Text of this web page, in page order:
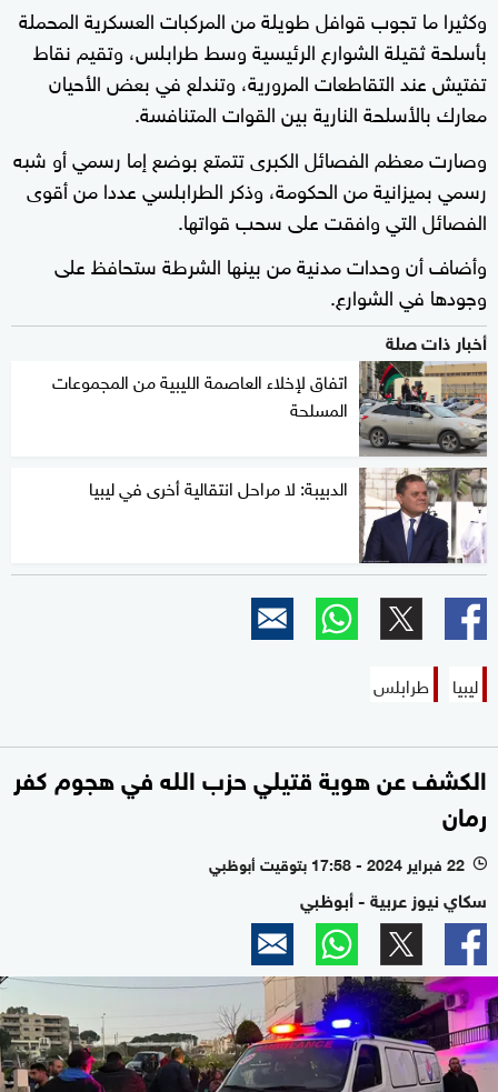
وكثيرا ما تجوب قوافل طويلة من المركبات العسكرية المحملة
بأسلحة ثقيلة الشوارع الرئيسية وسط طرابلس، وتقيم نقاط
تفتيش عند التقاطعات المرورية، وتندلع في بعض الأحيان
معارك بالأسلحة النارية بين القوات المتنافسة.
وصارت معظم الفصائل الكبرى تتمتع بوضع إما رسمي أو شبه
رسمي بميزانية من الحكومة، وذكر الطرابلسي عددا من أقوى
الفصائل التي وافقت على سحب قواتها.
وأضاف أن وحدات مدنية من بينها الشرطة ستحافظ على
وجودها في الشوارع.
أخبار ذات صلة
اتفاق لإخلاء العاصمة الليبية من المجموعات
المسلحة
الدبيبة: لا مراحل انتقالية أخرى في ليبيا
ليبيا طرابلس
الكشف عن هوية قتيلي حزب الله في هجوم كفر
رمان
l 22 فبراير 2024 - 17:58 بتوقيت أبوظبي
سكاي نيوز عربية - أبوظبي